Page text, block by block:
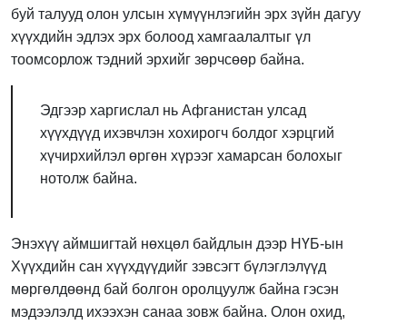
буй талууд олон улсын хүмүүнлэгийн эрх зүйн дагуу
хүүхдийн эдлэх эрх болоод хамгаалалтыг үл
тоомсорлож тэдний эрхийг зөрчсөөр байна.
Эдгээр харгислал нь Афганистан улсад
хүүхдүүд ихэвчлэн хохирогч болдог хэрцгий
хүчирхийлэл өргөн хүрээг хамарсан болохыг
нотолж байна.
Энэхүү аймшигтай нөхцөл байдлын дээр НҮБ-ын
Хүүхдийн сан хүүхдүүдийг зэвсэгт бүлэглэлүүд
мөргөлдөөнд бай болгон оролцуулж байна гэсэн
мэдээлэлд ихээхэн санаа зовж байна. Олон охид,